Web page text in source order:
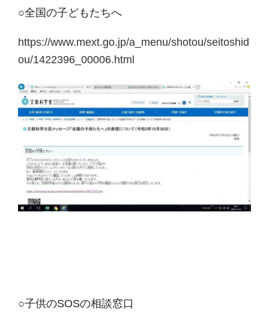
○全国の子どもたちへ
https://www.mext.go.jp/a_menu/shotou/seitoshid
ou/1422396_00006.html
○子供のSOSの相談窓口